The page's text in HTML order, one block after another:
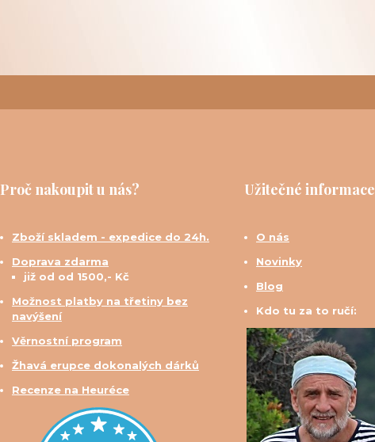
Proč nakoupit u nás?
Zboží skladem - expedice do 24h.
Doprava zdarma
již od od 1500,- Kč
Možnost platby na třetiny bez
navýšení
Věrnostní program
Žhavá erupce dokonalých dárků
Recenze na Heuréce
Užitečné informace
O nás
Novinky
Blog
Kdo tu za to ručí: